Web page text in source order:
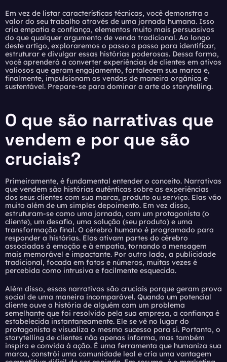
Em vez de listar características técnicas, você demonstra o
valor do seu trabalho através de uma jornada humana. Isso
cria empatia e confiança, elementos muito mais persuasivos
do que qualquer argumento de venda tradicional. Ao longo
deste artigo, exploraremos o passo a passo para identificar,
estruturar e divulgar essas histórias poderosas. Dessa forma,
você aprenderá a converter experiências de clientes em ativos
valiosos que geram engajamento, fortalecem sua marca e,
finalmente, impulsionam as vendas de maneira orgânica e
sustentável. Prepare-se para dominar a arte do storytelling.
O que são narrativas que
vendem e por que são
cruciais?
Primeiramente, é fundamental entender o conceito. Narrativas
que vendem são histórias autênticas sobre as experiências
dos seus clientes com sua marca, produto ou serviço. Elas vão
muito além de um simples depoimento. Em vez disso,
estruturam-se como uma jornada, com um protagonista (o
cliente), um desafio, uma solução (seu produto) e uma
transformação final. O cérebro humano é programado para
responder a histórias. Elas ativam partes do cérebro
associadas à emoção e à empatia, tornando a mensagem
mais memorável e impactante. Por outro lado, a publicidade
tradicional, focada em fatos e números, muitas vezes é
percebida como intrusiva e facilmente esquecida.
Além disso, essas narrativas são cruciais porque geram prova
social de uma maneira incomparável. Quando um potencial
cliente ouve a história de alguém com um problema
semelhante que foi resolvido pela sua empresa, a confiança é
estabelecida instantaneamente. Ele se vê no lugar do
protagonista e visualiza o mesmo sucesso para si. Portanto, o
storytelling de clientes não apenas informa, mas também
inspira e convida à ação. É uma ferramenta que humaniza sua
marca, constrói uma comunidade leal e cria uma vantagem